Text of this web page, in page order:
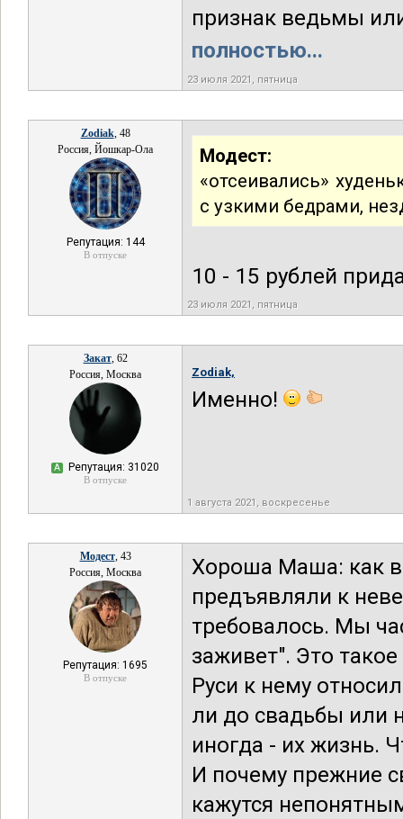
признак ведьмы
полностью...
23 июля 2021, пятница
Zodiak, 48
Россия, Йошкар-Ола
Репутация: 144
В отпуске
Модест:
«отсеивались»
с узкими бедрами,
10 - 15 рублей
23 июля 2021, пятница
Закат, 62
Россия, Москва
А Репутация: 31020
В отпуске
Zodiak,
Именно!
1 августа 2021, воскресенье
Модест, 43
Россия, Москва
Репутация: 1695
В отпуске
Хороша Маша: как
предъявляли к
требовалось. Мы
заживет". Это
Руси к нему
ли до свадьбы или
иногда - их жизнь.
И почему прежние
кажутся